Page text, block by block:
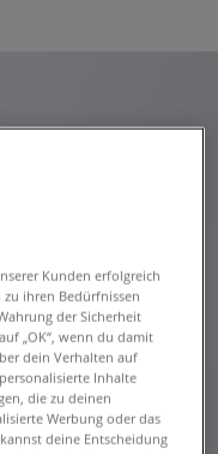
Kunden erfolgreich
ihren Bedürfnissen
der Sicherheit
„OK“, wenn du damit
dein Verhalten auf
Inhalte
die zu deinen
Werbung oder das
deine Entscheidung